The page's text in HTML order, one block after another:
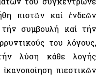
πιστῶν καί ἐνδεῶν
τήν συμβουλή καί τήν
του λόγους,
λύση κάθε λογής
πιεστικῶν